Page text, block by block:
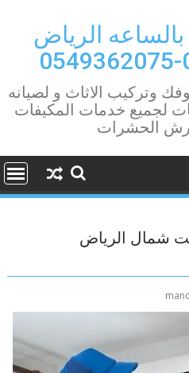
الرياض
وتركيب الاثاث و لصيانه
لجميع خدمات المكيفات
الحشرات
شمال الرياض